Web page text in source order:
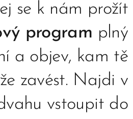
se k nám prožít
program plný
a objev, kam tě
zavést. Najdi v
vstoupit do